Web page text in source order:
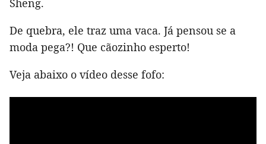
Sheng.
De quebra, ele traz uma vaca. Já pensou se a
moda pega?! Que cãozinho esperto!
Veja abaixo o vídeo desse fofo: